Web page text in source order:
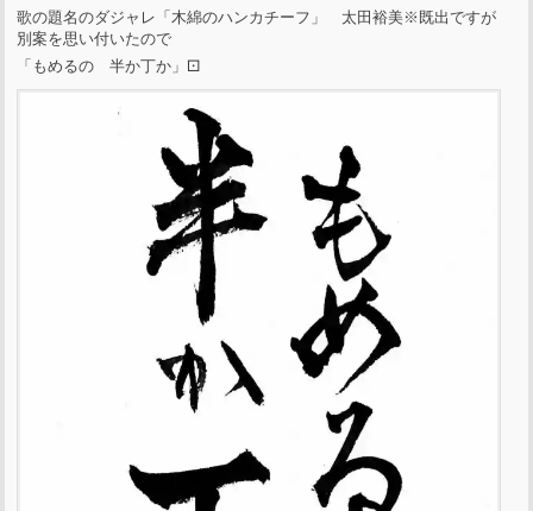
歌の題名のダジャレ「木綿のハンカチーフ」 太田裕美※既出ですが
別案を思い付いたので
「もめるの 半か丁か」⚀